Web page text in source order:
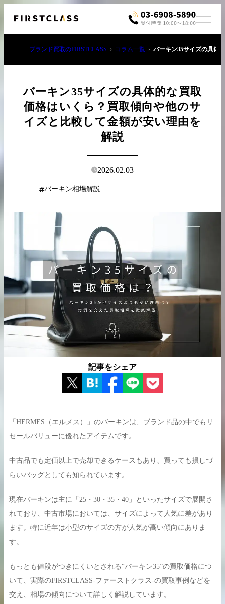
出張買取の
お申込み
宅配買取の
お申込み
LINE査定
買取実績はこちらから
ブランド買取のFIRSTCLASS コラム一覧 バーキン35サイズの具体
バーキン35サイズの具体的な買取
価格はいくら？買取傾向や他のサ
イズと比較して金額が安い理由を
解説
2026.02.03
バーキン相場解説
記事をシェア
「HERMES（エルメス）」のバーキンは、ブランド品の中でもリ
セールバリューに優れたアイテムです。
中古品でも定価以上で売却できるケースもあり、買っても損しづ
らいバッグとしても知られています。
現在バーキンは主に「25・30・35・40」といったサイズで展開さ
れており、中古市場においては、サイズによって人気に差があり
ます。特に近年は小型のサイズの方が人気が高い傾向にありま
す。
もっとも値段がつきにくいとされる“バーキン35”の買取価格につ
いて、実際のFIRSTCLASS-ファーストクラス-の買取事例などを
交え、相場の傾向について詳しく解説しています。